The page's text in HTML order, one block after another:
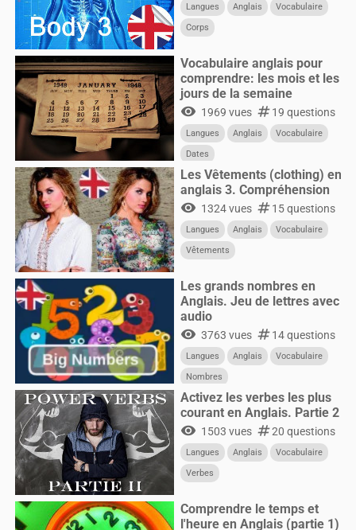
Langues Anglais
Vocabulaire
Corps
Vocabulaire anglais pour
comprendre: les mois et les
jours de la semaine
visibility 1969 vues numbers19 questions
Langues Anglais
Vocabulaire
Dates
Les Vêtements (clothing) en
anglais 3. Compréhension
visibility 1324 vues numbers15 questions
Langues Anglais
Vocabulaire
Vêtements
Les grands nombres en
Anglais. Jeu de lettres avec
audio
visibility 3763 vues numbers14 questions
Langues Anglais
Vocabulaire
Nombres
Activez les verbes les plus
courant en Anglais. Partie 2
visibility 1503 vues numbers20 questions
Langues Anglais
Vocabulaire
Verbes
Comprendre le temps et
l'heure en Anglais (partie 1)